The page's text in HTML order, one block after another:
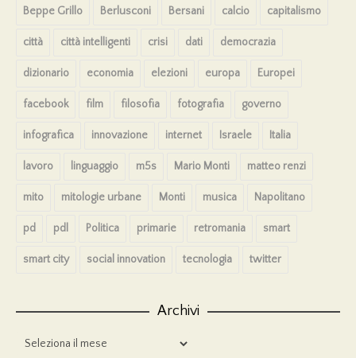
Beppe Grillo Berlusconi Bersani calcio capitalismo
città città intelligenti crisi dati democrazia
dizionario economia elezioni europa Europei
facebook film filosofia fotografia governo
infografica innovazione internet Israele Italia
lavoro linguaggio m5s Mario Monti matteo renzi
mito mitologie urbane Monti musica Napolitano
pd pdl Politica primarie retromania smart
smart city social innovation tecnologia twitter
Archivi
Archivi